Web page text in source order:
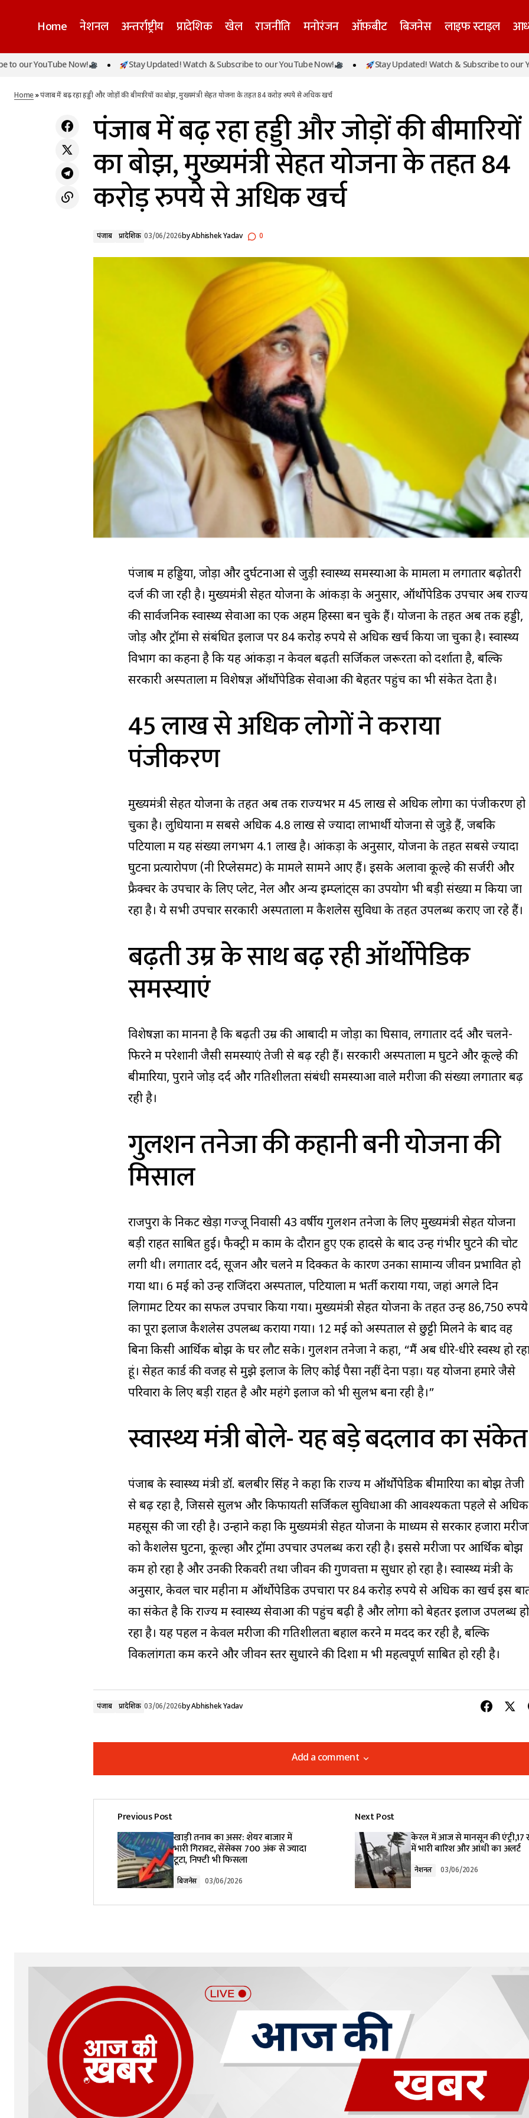
Home नेशनल अन्तर्राष्ट्रीय प्रादेशिक खेल राजनीति मनोरंजन ऑफ़बीट बिजनेस लाइफ स्टाइल
खाड़ी तनाव का असर: शेयर बाजार में भारी गिरावट,
पंजाब
पंजाब में बढ़ रहा हड्डी और जोड़ों की बीमारियों का बोझ, मुख्यमंत्री सेहत
Now! Stay Updated! Watch & Subscribe to our YouTube Now! Stay Updated! Watch & Subscribe to our YouTube
Home»पंजाब में बढ़ रहा हड्डी और जोड़ों की बीमारियों का बोझ, मुख्यमंत्री सेहत योजना के तहत 84 करोड़ रुपये से अधिक खर्च
पंजाब में बढ़ रहा हड्डी और जोड़ों की बीमारियों
का बोझ, मुख्यमंत्री सेहत योजना के तहत 84
करोड़ रुपये से अधिक खर्च
पंजाब प्रादेशिक 03/06/2026byAbhishek Yadav 0
पंजाब में हड्डियों, जोड़ों और दुर्घटनाओं से जुड़ी स्वास्थ्य समस्याओं के मामलों में लगातार बढ़ोतरी
दर्ज की जा रही है। मुख्यमंत्री सेहत योजना के आंकड़ों के अनुसार, ऑर्थोपेडिक उपचार अब राज्य
की सार्वजनिक स्वास्थ्य सेवाओं का एक अहम हिस्सा बन चुके हैं। योजना के तहत अब तक हड्डी,
जोड़ और ट्रॉमा से संबंधित इलाज पर 84 करोड़ रुपये से अधिक खर्च किया जा चुका है। स्वास्थ्य
विभाग का कहना है कि यह आंकड़ा न केवल बढ़ती सर्जिकल जरूरतों को दर्शाता है, बल्कि
सरकारी अस्पतालों में विशेषज्ञ ऑर्थोपेडिक सेवाओं की बेहतर पहुंच का भी संकेत देता है।
45 लाख से अधिक लोगों ने कराया
पंजीकरण
मुख्यमंत्री सेहत योजना के तहत अब तक राज्यभर में 45 लाख से अधिक लोगों का पंजीकरण हो
चुका है। लुधियाना में सबसे अधिक 4.8 लाख से ज्यादा लाभार्थी योजना से जुड़े हैं, जबकि
पटियाला में यह संख्या लगभग 4.1 लाख है। आंकड़ों के अनुसार, योजना के तहत सबसे ज्यादा
घुटना प्रत्यारोपण (नी रिप्लेसमेंट) के मामले सामने आए हैं। इसके अलावा कूल्हे की सर्जरी और
फ्रैक्चर के उपचार के लिए प्लेट, नेल और अन्य इम्प्लांट्स का उपयोग भी बड़ी संख्या में किया जा
रहा है। ये सभी उपचार सरकारी अस्पतालों में कैशलेस सुविधा के तहत उपलब्ध कराए जा रहे हैं।
बढ़ती उम्र के साथ बढ़ रही ऑर्थोपेडिक
समस्याएं
विशेषज्ञों का मानना है कि बढ़ती उम्र की आबादी में जोड़ों का घिसाव, लगातार दर्द और चलने-
फिरने में परेशानी जैसी समस्याएं तेजी से बढ़ रही हैं। सरकारी अस्पतालों में घुटने और कूल्हे की
बीमारियों, पुराने जोड़ दर्द और गतिशीलता संबंधी समस्याओं वाले मरीजों की संख्या लगातार बढ़
रही है।
गुलशन तनेजा की कहानी बनी योजना की
मिसाल
राजपुरा के निकट खेड़ा गज्जू निवासी 43 वर्षीय गुलशन तनेजा के लिए मुख्यमंत्री सेहत योजना
बड़ी राहत साबित हुई। फैक्ट्री में काम के दौरान हुए एक हादसे के बाद उन्हें गंभीर घुटने की चोट
लगी थी। लगातार दर्द, सूजन और चलने में दिक्कत के कारण उनका सामान्य जीवन प्रभावित हो
गया था। 6 मई को उन्हें राजिंदरा अस्पताल, पटियाला में भर्ती कराया गया, जहां अगले दिन
लिगामेंट टियर का सफल उपचार किया गया। मुख्यमंत्री सेहत योजना के तहत उन्हें 86,750 रुपये
का पूरा इलाज कैशलेस उपलब्ध कराया गया। 12 मई को अस्पताल से छुट्टी मिलने के बाद वह
बिना किसी आर्थिक बोझ के घर लौट सके। गुलशन तनेजा ने कहा, “मैं अब धीरे-धीरे स्वस्थ हो
हूं। सेहत कार्ड की वजह से मुझे इलाज के लिए कोई पैसा नहीं देना पड़ा। यह योजना हमारे जैसे
परिवारों के लिए बड़ी राहत है और महंगे इलाज को भी सुलभ बना रही है।”
स्वास्थ्य मंत्री बोले- यह बड़े बदलाव का संकेत
पंजाब के स्वास्थ्य मंत्री डॉ. बलबीर सिंह ने कहा कि राज्य में ऑर्थोपेडिक बीमारियों का बोझ तेजी
से बढ़ रहा है, जिससे सुलभ और किफायती सर्जिकल सुविधाओं की आवश्यकता पहले से अधिक
महसूस की जा रही है। उन्होंने कहा कि मुख्यमंत्री सेहत योजना के माध्यम से सरकार हजारों
को कैशलेस घुटना, कूल्हा और ट्रॉमा उपचार उपलब्ध करा रही है। इससे मरीजों पर आर्थिक बोझ
कम हो रहा है और उनकी रिकवरी तथा जीवन की गुणवत्ता में सुधार हो रहा है। स्वास्थ्य मंत्री के
अनुसार, केवल चार महीनों में ऑर्थोपेडिक उपचारों पर 84 करोड़ रुपये से अधिक का खर्च इस
का संकेत है कि राज्य में स्वास्थ्य सेवाओं की पहुंच बढ़ी है और लोगों को बेहतर इलाज उपलब्ध हो
रहा है। यह पहल न केवल मरीजों की गतिशीलता बहाल करने में मदद कर रही है, बल्कि
विकलांगता कम करने और जीवन स्तर सुधारने की दिशा में भी महत्वपूर्ण साबित हो रही है।
पंजाब प्रादेशिक 03/06/2026byAbhishek Yadav
Add a comment
Add a comment
Your email address will not be published. Required fields are marked
Comment*
Previous Post
खाड़ी तनाव का असर: शेयर बाजार में
भारी गिरावट, सेंसेक्स 700 अंक से ज्यादा
टूटा, निफ्टी भी फिसला
बिजनेस 03/06/2026
Next Post
केरल में आज से मानसून की एंट्री,17
में भारी बारिश और आंधी का अलर्ट
नेशनल 03/06/2026